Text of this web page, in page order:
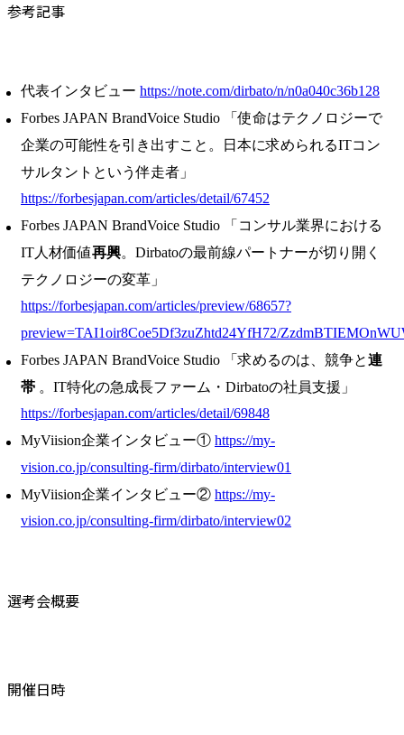
参考記事
代表インタビュー https://note.com/dirbato/n/n0a040c36b128
Forbes JAPAN BrandVoice Studio 「使命はテクノロジーで
企業の可能性を引き出すこと。日本に求められるITコン
サルタントという伴走者」
https://forbesjapan.com/articles/detail/67452
Forbes JAPAN BrandVoice Studio 「コンサル業界における
IT人材価値再興。Dirbatoの最前線パートナーが切り開く
テクノロジーの変革」
https://forbesjapan.com/articles/preview/68657?
preview=TAI1oir8Coe5Df3zuZhtd24YfH72/
Forbes JAPAN BrandVoice Studio 「求めるのは、競争と連
帯 。IT特化の急成長ファーム・Dirbatoの社員支援」
https://forbesjapan.com/articles/detail/69848
MyViision企業インタビュー① https://my-
vision.co.jp/consulting-firm/dirbato/interview01
MyViision企業インタビュー② https://my-
vision.co.jp/consulting-firm/dirbato/interview02
選考会概要
開催日時